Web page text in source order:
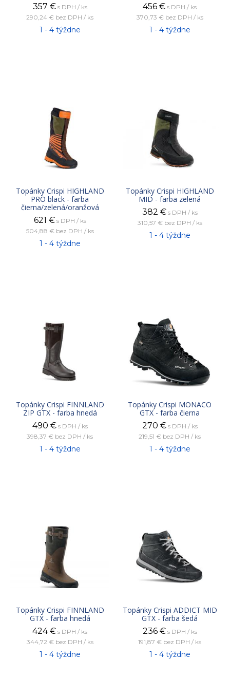
357 € s DPH / ks
290,24 € bez DPH / ks
1 - 4 týždne
456 € s DPH / ks
370,73 € bez DPH / ks
1 - 4 týždne
Topánky Crispi HIGHLAND
PRO black - farba
čierna/zelená/oranžová
621 € s DPH / ks
504,88 € bez DPH / ks
1 - 4 týždne
Topánky Crispi HIGHLAND
MID - farba zelená
382 € s DPH / ks
310,57 € bez DPH / ks
1 - 4 týždne
Topánky Crispi FINNLAND
ZIP GTX - farba hnedá
490 € s DPH / ks
398,37 € bez DPH / ks
1 - 4 týždne
Topánky Crispi MONACO
GTX - farba čierna
270 € s DPH / ks
219,51 € bez DPH / ks
1 - 4 týždne
Topánky Crispi FINNLAND
GTX - farba hnedá
424 € s DPH / ks
344,72 € bez DPH / ks
1 - 4 týždne
Topánky Crispi ADDICT MID
GTX - farba šedá
236 € s DPH / ks
191,87 € bez DPH / ks
1 - 4 týždne